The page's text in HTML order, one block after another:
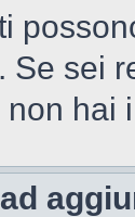
Se sei
hai